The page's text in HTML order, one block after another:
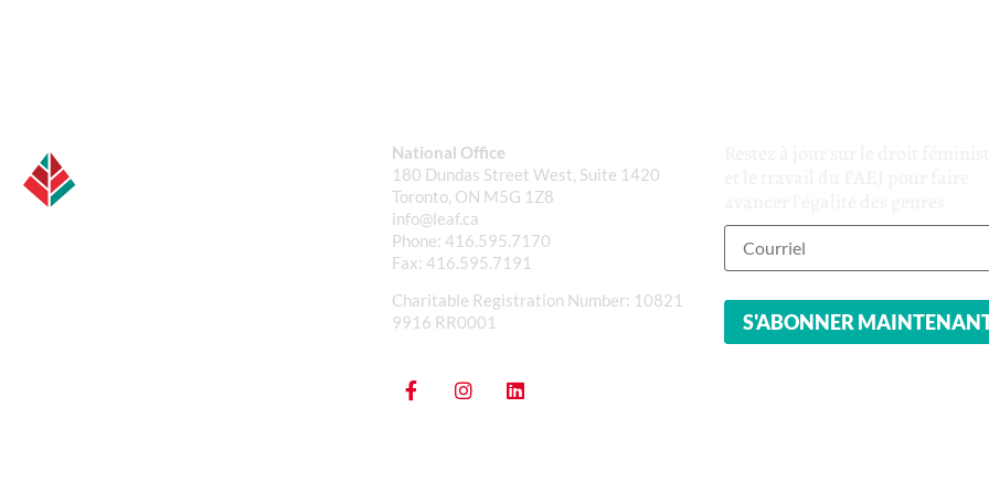
National Office
180 Dundas Street West, Suite 1420
Toronto, ON M5G 1Z8
info@leaf.ca
Phone: 416.595.7170
Fax: 416.595.7191
Charitable Registration Number: 10821
9916 RR0001